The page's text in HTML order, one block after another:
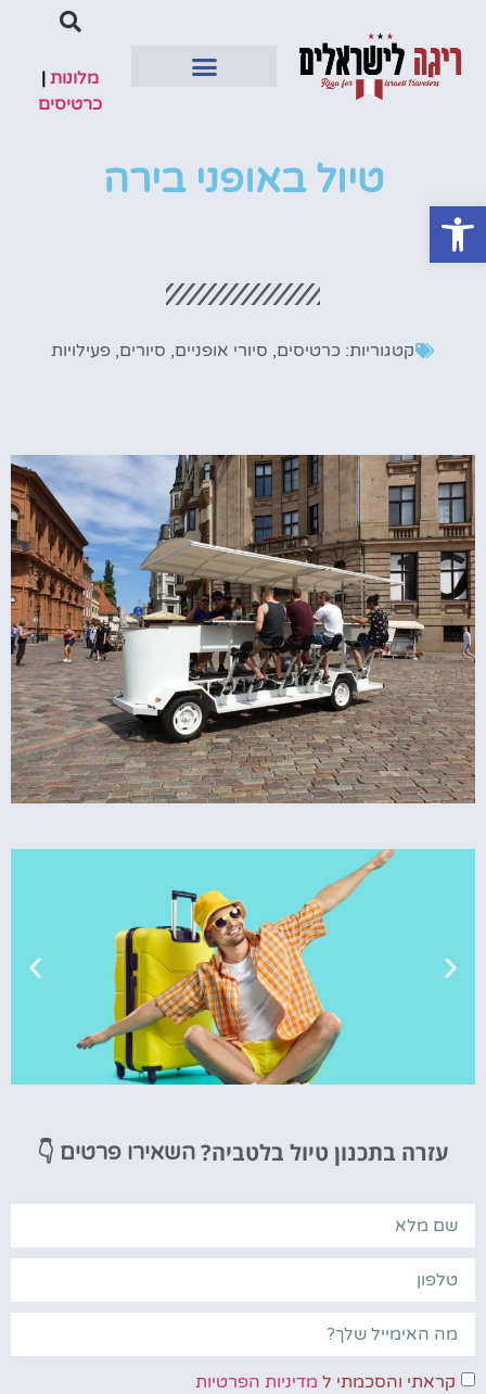
מלונות|
כרטיסים
טיול באופני בירה
קטגוריות: כרטיסים, סיורי אופניים, סיורים, פעילויות
מציאת
פה!
עזרה בתכנון טיול בלטביה? השאירו פרטים 👇
קראתי והסכמתי ל מדיניות הפרטיות
פתח סרגל נגישות